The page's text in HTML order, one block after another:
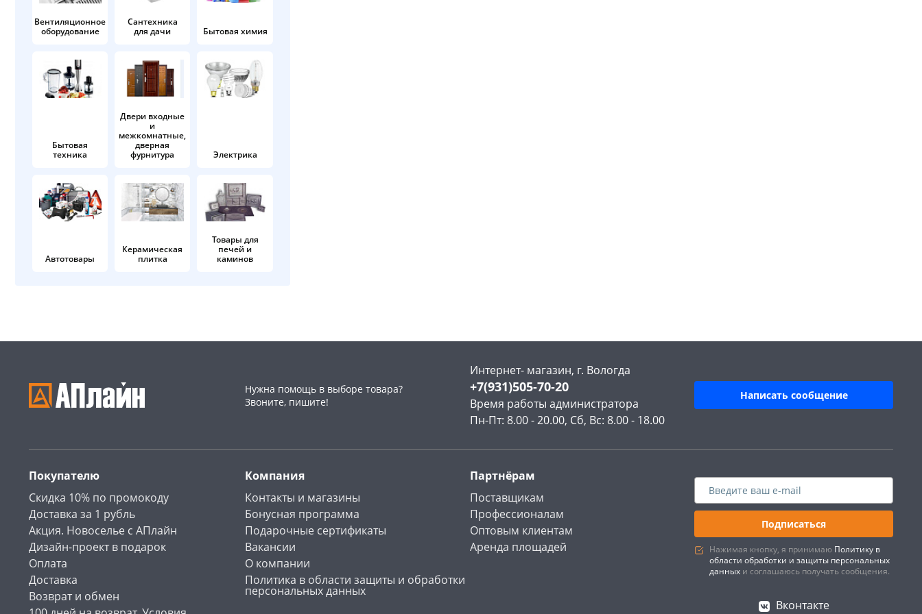
Вентиляционное
оборудование
Сантехника
для дачи
Бытовая химия
Бытовая
техника
Двери входные
и
межкомнатные,
дверная
фурнитура
Электрика
Автотовары
Керамическая
плитка
Товары для
печей и
каминов
Нужна помощь в выборе товара?
Звоните, пишите!
Интернет- магазин, г. Вологда
+7(931)505-70-20
Время работы администратора
Пн-Пт: 8.00 - 20.00, Сб, Вс: 8.00 - 18.00
Написать сообщение
Покупателю
Скидка 10% по промокоду
Доставка за 1 рубль
Акция. Новоселье с АПлайн
Дизайн-проект в подарок
Оплата
Доставка
Возврат и обмен
Компания
Контакты и магазины
Бонусная программа
Подарочные сертификаты
Вакансии
О компании
Политика в области защиты и обработки
персональных данных
Партнёрам
Поставщикам
Профессионалам
Оптовым клиентам
Аренда площадей
Подписаться
Нажимая кнопку, я принимаю Политику в
области обработки и защиты персональных
данных и соглашаюсь получать сообщения.
Вконтакте
раз в 2 недели